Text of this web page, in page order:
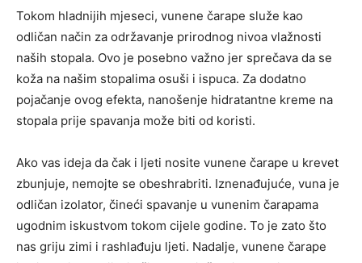
Tokom hladnijih mjeseci, vunene čarape služe kao
odličan način za održavanje prirodnog nivoa vlažnosti
naših stopala. Ovo je posebno važno jer sprečava da se
koža na našim stopalima osuši i ispuca. Za dodatno
pojačanje ovog efekta, nanošenje hidratantne kreme na
stopala prije spavanja može biti od koristi.
Ako vas ideja da čak i ljeti nosite vunene čarape u krevet
zbunjuje, nemojte se obeshrabriti. Iznenađujuće, vuna je
odličan izolator, čineći spavanje u vunenim čarapama
ugodnim iskustvom tokom cijele godine. To je zato što
nas griju zimi i rashlađuju ljeti. Nadalje, vunene čarape